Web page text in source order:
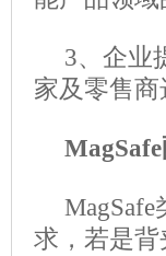
3、企业
家及零售商
求，若是背